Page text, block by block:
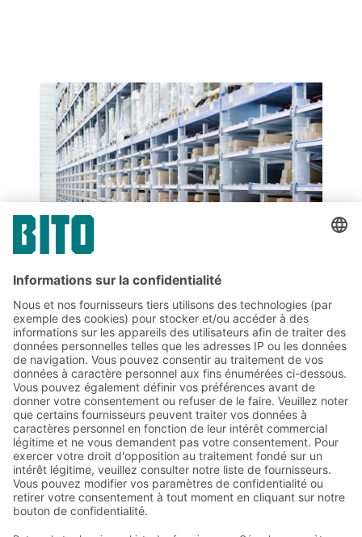
PARTAGER
Abonnez-vous à la lettre
d'information de BITO :
Actualités de l'entrepôt et de
la logistique
Réductions exclusives
Innovations
S'inscrire à la newsletter